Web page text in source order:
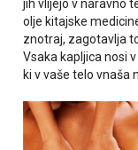
jih vlijejo v naravno
olje kitajske
znotraj, zagotavlja
Vsaka kapljica nosi
ki v vaše telo vnaša